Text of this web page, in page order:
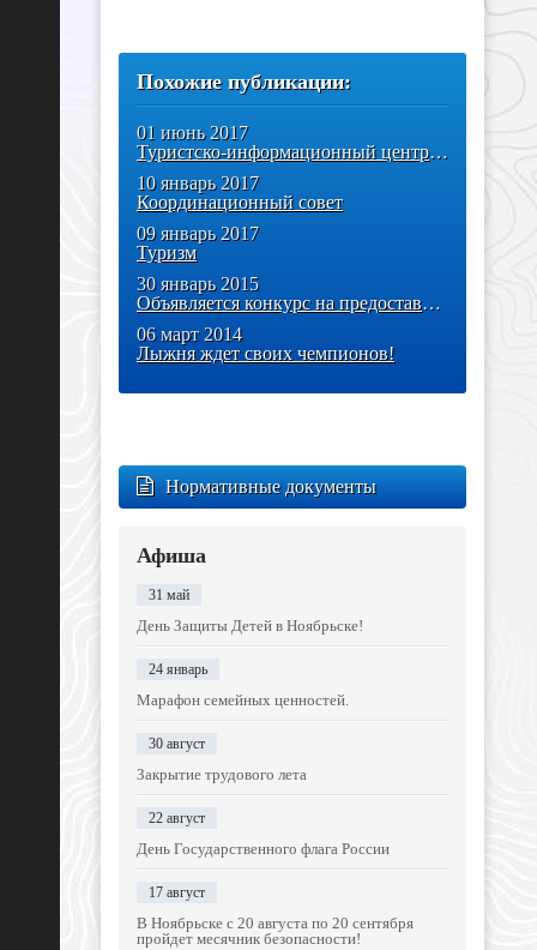
Похожие публикации:
01 июнь 2017
Туристско-информационный центр Ноябрьска
10 январь 2017
Координационный совет
09 январь 2017
Туризм
30 январь 2015
Объявляется конкурс на предоставление грантовой поддержки туристских
06 март 2014
Лыжня ждет своих чемпионов!
Нормативные документы
Афиша
31 май
День Защиты Детей в Ноябрьске!
24 январь
Марафон семейных ценностей.
30 август
Закрытие трудового лета
22 август
День Государственного флага России
17 август
В Ноябрьске с 20 августа по 20 сентября
пройдет месячник безопасности!